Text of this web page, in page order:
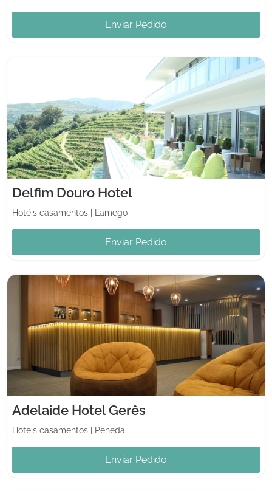
Enviar Pedido
Delfim Douro Hotel
Hotéis casamentos Lamego
Enviar Pedido
Adelaide Hotel Gerês
Hotéis casamentos Peneda
Enviar Pedido